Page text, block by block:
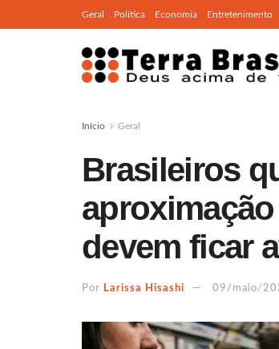
Geral Política Economia Entretenimento
Início Geral
Brasileiros
devem ficar
Por Larissa Hisashi 09/maio/